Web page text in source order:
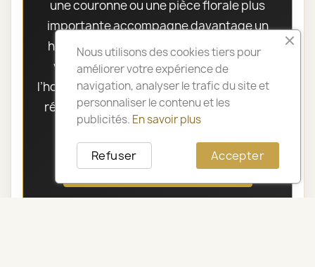
une couronne ou une pièce florale plus
importante accompagne davantage un
hommage collectif. Avant de confirmer,
vérifiez le nom du défunt, l’adresse et
l’horaire afin que l’artisan fleuriste de notre
réseau puisse organiser la livraison dans
les meilleures conditions.
Demander conseil à Sophie
Nous utilisons des cookies tiers pour
améliorer votre expérience de
navigation, analyser le trafic du site et
personnaliser le contenu et les
publicités. En savoir plus
Accepter
Refuser